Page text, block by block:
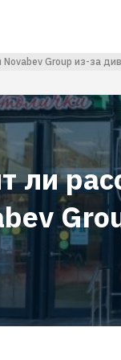
Novabev Group из-за
ли